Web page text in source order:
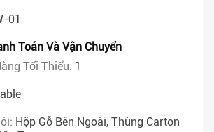
01
Toán Và Vận Chuyển
Tối Thiểu: 1
Hộp Gỗ Bên Ngoài, Thùng Carton